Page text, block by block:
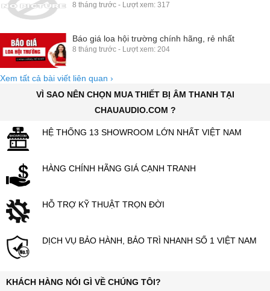
8 tháng trước - Lượt xem: 317
Báo giá loa hội trường chính hãng, rẻ nhất
8 tháng trước - Lượt xem: 204
Xem tất cả bài viết liên quan ›
VÌ SAO NÊN CHỌN MUA THIẾT BỊ ÂM THANH TẠI
CHAUAUDIO.COM ?
HỆ THỐNG 13 SHOWROOM LỚN NHẤT VIỆT NAM
HÀNG CHÍNH HÃNG GIÁ CẠNH TRANH
HỖ TRỢ KỸ THUẬT TRỌN ĐỜI
DỊCH VỤ BẢO HÀNH, BẢO TRÌ NHANH SỐ 1 VIỆT NAM
KHÁCH HÀNG NÓI GÌ VỀ CHÚNG TÔI?